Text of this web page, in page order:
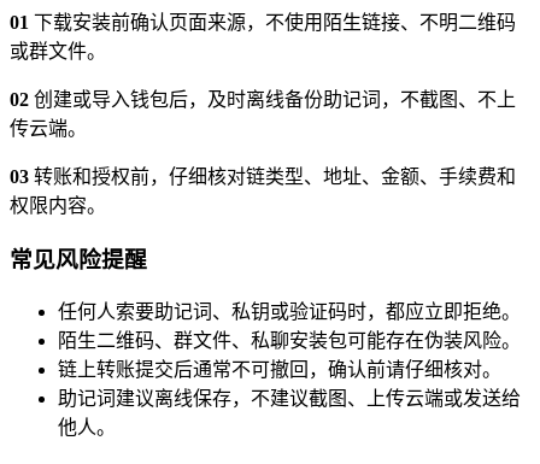
01 下载安装前确认页面来源，不使用陌生链接、不明二维码
或群文件。
02 创建或导入钱包后，及时离线备份助记词，不截图、不上
传云端。
03 转账和授权前，仔细核对链类型、地址、金额、手续费和
权限内容。
常见风险提醒
任何人索要助记词、私钥或验证码时，都应立即拒绝。
陌生二维码、群文件、私聊安装包可能存在伪装风险。
链上转账提交后通常不可撤回，确认前请仔细核对。
助记词建议离线保存，不建议截图、上传云端或发送给
他人。